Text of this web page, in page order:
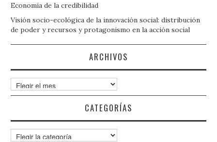
Economía de la credibilidad
Visión socio-ecológica de la innovación social: distribución
de poder y recursos y protagonismo en la acción social
ARCHIVOS
Archivos
CATEGORÍAS
Categorías